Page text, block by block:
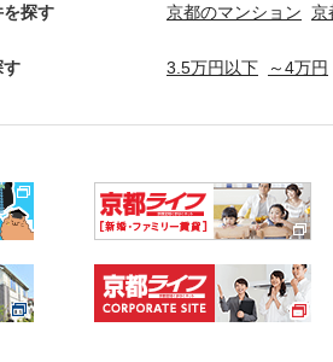
探す 京都のマンション 京
す 3.5万円以下 ～4万円